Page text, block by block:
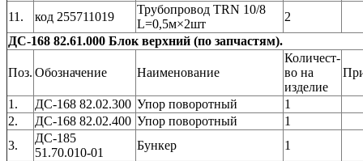
11. код 255711019
Трубопровод TRN 10/8
L=0,5м×2шт
2
ДС-168 82.61.000 Блок верхний (по запчастям).
Поз. Обозначение Наименование
Количест-
во на
изделие
1. ДС-168 82.02.300 Упор поворотный
1
2.
ДС-168 82.02.400 Упор поворотный
1
3.
ДС-185
51.70.010-01
Бункер 1